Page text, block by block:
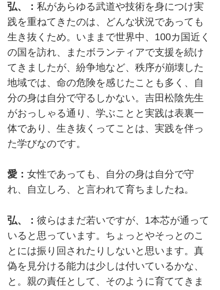
弘、： 私があらゆる武道や技術を身につけ実
践を重ねてきたのは、どんな状況であっても
生き抜くため。いままで世界中、100カ国近く
の国を訪れ、またボランティアで支援を続け
てきましたが、紛争地など、秩序が崩壊した
地域では、命の危険を感じたことも多く、自
分の身は自分で守るしかない。吉田松陰先生
がおっしゃる通り、学ぶことと実践は表裏一
体であり、生き抜くってことは、実践を伴っ
た学びなのです。
愛： 女性であっても、自分の身は自分で守
れ、自立しろ、と言われて育ちましたね。
弘、： 彼らはまだ若いですが、1本芯が通って
いると思っています。ちょっとやそっとのこ
とには振り回されたりしないと思います。真
偽を見分ける能力は少しは付いているかな、
と。親の責任として、そのように育ててきま